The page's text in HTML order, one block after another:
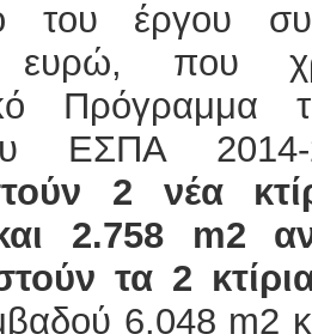
του έργου
ευρώ, που
Πρόγραμμα
ΕΣΠΑ
2 νέα
2.758 m2
τα 2
6.048 m2